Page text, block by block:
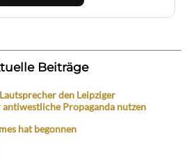
Beiträge
den Leipziger
Propaganda nutzen
hat begonnen